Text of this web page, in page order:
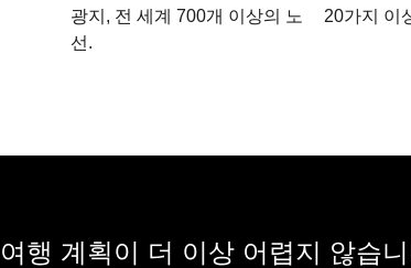
광지, 전 세계 700개 이상의 노
선.
20가지 이
여행 계획이 더 이상 어렵지 않습